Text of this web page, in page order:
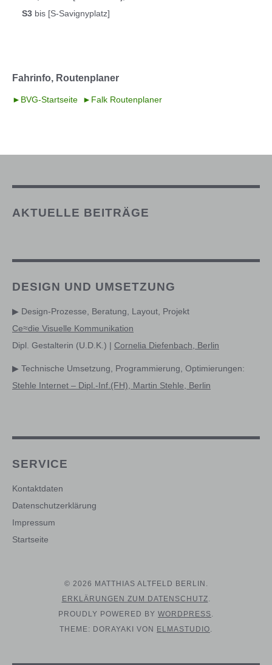
S3 bis [S-Savignyplatz]
Fahrinfo, Routenplaner
►BVG-Startseite ►Falk Routenplaner
AKTUELLE BEITRÄGE
DESIGN UND UMSETZUNG
▶ Design-Prozesse, Beratung, Layout, Projekt
Ce≈die Visuelle Kommunikation
Dipl. Gestalterin (U.D.K.) | Cornelia Diefenbach, Berlin
▶ Technische Umsetzung, Programmierung, Optimierungen:
Stehle Internet – Dipl.-Inf.(FH), Martin Stehle, Berlin
SERVICE
Kontaktdaten
Datenschutzerklärung
Impressum
Startseite
© 2026 MATTHIAS ALTFELD BERLIN
ERKLÄRUNGEN ZUM DATENSCHUTZ
PROUDLY POWERED BY WORDPRESS
THEME: DORAYAKI VON
ELMASTUDIO